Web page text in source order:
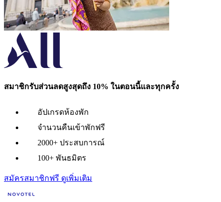
สมาชิกรับส่วนลดสูงสุดถึง 10% ในตอนนี้และทุกครั้ง
อัปเกรดห้องพัก
จำนวนคืนเข้าพักฟรี
2000+ ประสบการณ์
100+ พันธมิตร
สมัครสมาชิกฟรี ดูเพิ่มเติม